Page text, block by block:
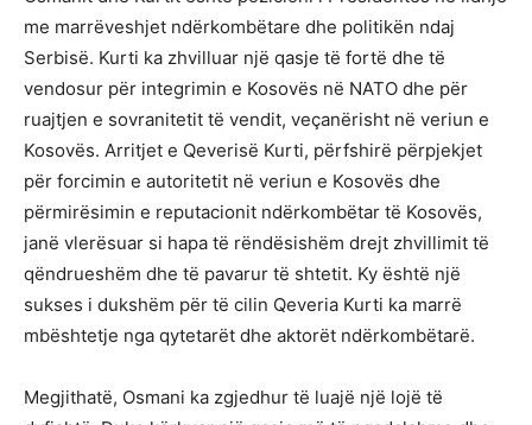
me marrëveshjet ndërkombëtare dhe politikën ndaj
Serbisë. Kurti ka zhvilluar një qasje të fortë dhe të
vendosur për integrimin e Kosovës në NATO dhe për
ruajtjen e sovranitetit të vendit, veçanërisht në veriun e
Kosovës. Arritjet e Qeverisë Kurti, përfshirë përpjekjet
për forcimin e autoritetit në veriun e Kosovës dhe
përmirësimin e reputacionit ndërkombëtar të Kosovës,
janë vlerësuar si hapa të rëndësishëm drejt zhvillimit të
qëndrueshëm dhe të pavarur të shtetit. Ky është një
sukses i dukshëm për të cilin Qeveria Kurti ka marrë
mbështetje nga qytetarët dhe aktorët ndërkombëtarë.
Megjithatë, Osmani ka zgjedhur të luajë një lojë të